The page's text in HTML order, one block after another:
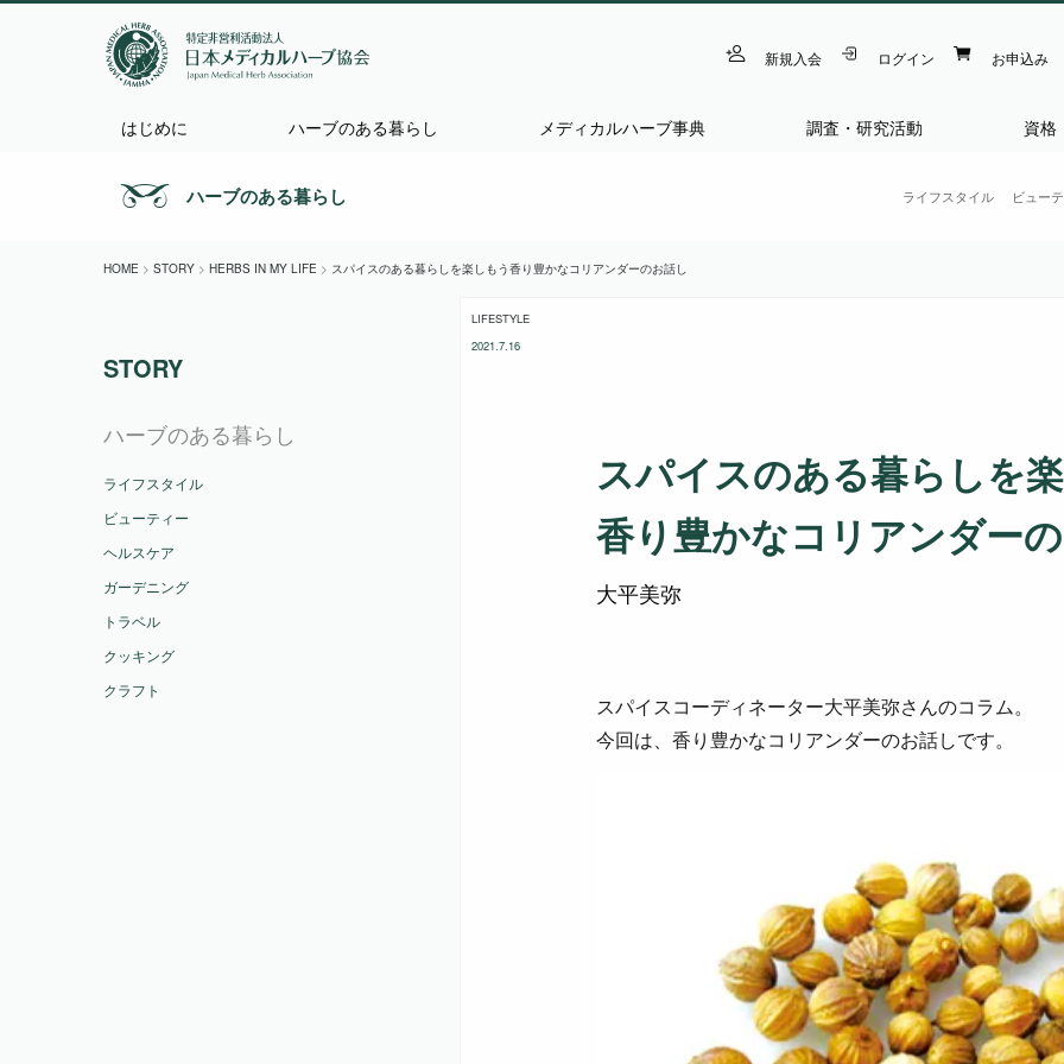
新規入会 ログイン お申込み
はじめに ハーブのある暮らし メディカルハーブ事典 調査・研究活動 資格
ハーブのある暮らし ライフスタイル ビュー
HOME > STORY > HERBS IN MY LIFE > スパイスのある暮らしを楽しもう香り豊かなコリアンダーのお話し
STORY
ハーブのある暮らし
ライフスタイル
ビューティー
ヘルスケア
ガーデニング
トラベル
クッキング
クラフト
LIFESTYLE
2021.7.16
スパイスのある暮らしを
香り豊かなコリアンダー
大平美弥
スパイスコーディネーター大平美弥さんのコラム。
今回は、香り豊かなコリアンダーのお話しです。